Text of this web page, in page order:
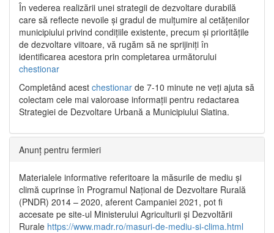
În vederea realizării unei strategii de dezvoltare durabilă
care să reflecte nevoile și gradul de mulțumire al cetățenilor
municipiului privind condițiile existente, precum și prioritățile
de dezvoltare viitoare, vă rugăm să ne sprijiniți în
identificarea acestora prin completarea următorului
chestionar
Completând acest chestionar de 7-10 minute ne veți ajuta să
colectam cele mai valoroase informații pentru redactarea
Strategiei de Dezvoltare Urbană a Municipiului Slatina.
Anunț pentru fermieri
Materialele informative referitoare la măsurile de mediu și
climă cuprinse în Programul Național de Dezvoltare Rurală
(PNDR) 2014 – 2020, aferent Campaniei 2021, pot fi
accesate pe site-ul Ministerului Agriculturii și Dezvoltării
Rurale https://www.madr.ro/masuri-de-mediu-si-clima.html